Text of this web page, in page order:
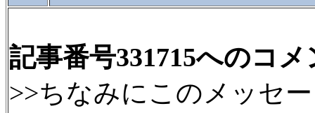
記事番号331715へのコメ
>>ちなみにこのメッセ